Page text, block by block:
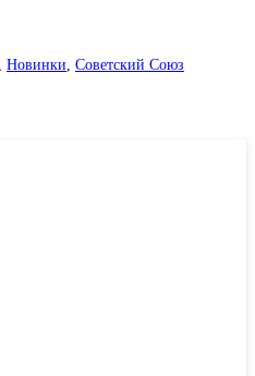
Новинки Советский Союз